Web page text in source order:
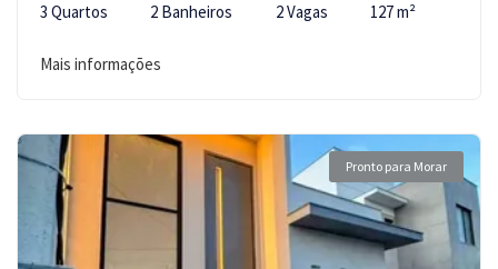
3 Quartos 2 Banheiros 2 Vagas 127 m²
Mais informações
Pronto para Morar